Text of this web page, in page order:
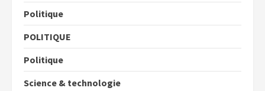
Politique
POLITIQUE
Politique
Science & technologie